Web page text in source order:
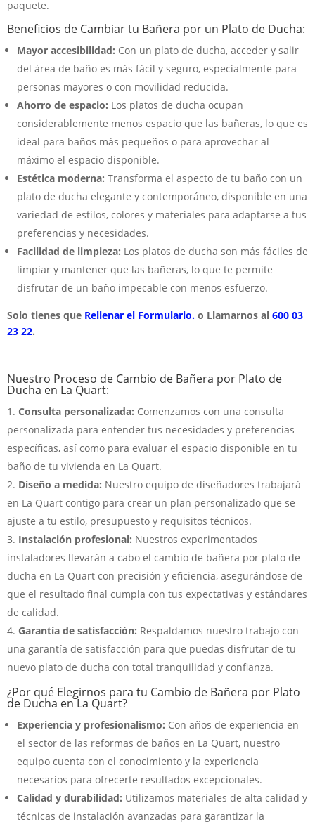
paquete.
Beneficios de Cambiar tu Bañera por un Plato de Ducha:
Mayor accesibilidad: Con un plato de ducha, acceder y salir
del área de baño es más fácil y seguro, especialmente para
personas mayores o con movilidad reducida.
Ahorro de espacio: Los platos de ducha ocupan
considerablemente menos espacio que las bañeras, lo que es
ideal para baños más pequeños o para aprovechar al
máximo el espacio disponible.
Estética moderna: Transforma el aspecto de tu baño con un
plato de ducha elegante y contemporáneo, disponible en una
variedad de estilos, colores y materiales para adaptarse a tus
preferencias y necesidades.
Facilidad de limpieza: Los platos de ducha son más fáciles de
limpiar y mantener que las bañeras, lo que te permite
disfrutar de un baño impecable con menos esfuerzo.
Solo tienes que Rellenar el Formulario. o Llamarnos al 600 03
23 22.
Nuestro Proceso de Cambio de Bañera por Plato de
Ducha en La Quart:
Consulta personalizada: Comenzamos con una consulta
personalizada para entender tus necesidades y preferencias
específicas, así como para evaluar el espacio disponible en tu
baño de tu vivienda en La Quart.
Diseño a medida: Nuestro equipo de diseñadores trabajará
en La Quart contigo para crear un plan personalizado que se
ajuste a tu estilo, presupuesto y requisitos técnicos.
Instalación profesional: Nuestros experimentados
instaladores llevarán a cabo el cambio de bañera por plato de
ducha en La Quart con precisión y eficiencia, asegurándose de
que el resultado final cumpla con tus expectativas y estándares
de calidad.
Garantía de satisfacción: Respaldamos nuestro trabajo con
una garantía de satisfacción para que puedas disfrutar de tu
nuevo plato de ducha con total tranquilidad y confianza.
¿Por qué Elegirnos para tu Cambio de Bañera por Plato
de Ducha en La Quart?
Experiencia y profesionalismo: Con años de experiencia en
el sector de las reformas de baños en La Quart, nuestro
equipo cuenta con el conocimiento y la experiencia
necesarios para ofrecerte resultados excepcionales.
Calidad y durabilidad: Utilizamos materiales de alta calidad y
técnicas de instalación avanzadas para garantizar la